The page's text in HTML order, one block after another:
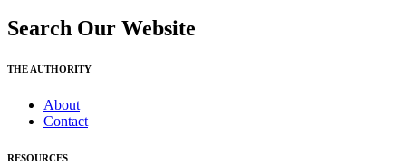
Search Our Website
THE AUTHORITY
About
Contact
RESOURCES